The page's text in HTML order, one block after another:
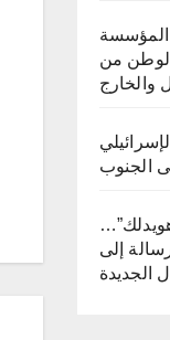
المؤسسة
الوطن من
والخارج
الجنوب
إلى
الجديدة